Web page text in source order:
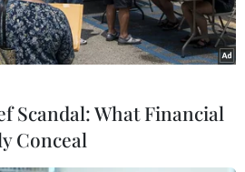
xuất hàng
“thế hệ mới”
doanh nghiệp
Scandal: What Financial
Conceal